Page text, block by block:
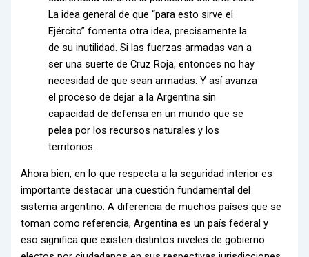
La idea general de que “para esto sirve el
Ejército” fomenta otra idea, precisamente la
de su inutilidad. Si las fuerzas armadas van a
ser una suerte de Cruz Roja, entonces no hay
necesidad de que sean armadas. Y así avanza
el proceso de dejar a la Argentina sin
capacidad de defensa en un mundo que se
pelea por los recursos naturales y los
territorios.
Ahora bien, en lo que respecta a la seguridad interior es
importante destacar una cuestión fundamental del
sistema argentino. A diferencia de muchos países que se
toman como referencia, Argentina es un país federal y
eso significa que existen distintos niveles de gobierno